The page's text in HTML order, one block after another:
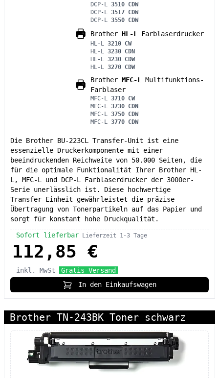
DCP-L
3510 CDW
DCP-L
3517 CDW
DCP-L
3550 CDW
Brother HL-L Farblaserdrucker
HL-L
3210 CW
HL-L
3230 CDN
HL-L
3230 CDW
HL-L
3270 CDW
Brother MFC-L
Multifunktions-
Farblaser
MFC-L
3710 CW
MFC-L
3730 CDN
MFC-L
3750 CDW
MFC-L
3770 CDW
Die Brother BU-223CL Transfer-Unit ist eine
essenzielle Druckerkomponente mit einer
beeindruckenden Reichweite von 50.000 Seiten, die
für die optimale Funktionalität Ihrer Brother HL-
L, MFC-L und DCP-L Farblaserdrucker der 3000er-
Serie unerlässlich ist. Diese hochwertige
Transfer-Einheit gewährleistet die präzise
Übertragung von Tonerpartikeln auf das Papier und
sorgt für konstant hohe Druckqualität.
Sofort lieferbar Lieferzeit 1-3 Tage
112,85 €
inkl. MwSt
Gratis Versand
In den Einkaufswagen
Brother TN-243BK Toner schwarz